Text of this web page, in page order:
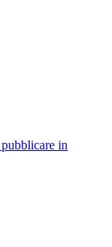
in